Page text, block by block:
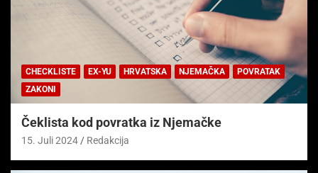
CHECKLISTE EX-YU HRVATSKA NJEMAČKA
POVRATAK
ZAKONI
Čeklista kod povratka iz Njemačke
15. Juli 2024 Redakcija